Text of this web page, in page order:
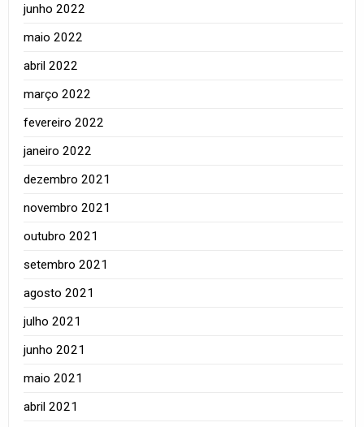
junho 2022
maio 2022
abril 2022
março 2022
fevereiro 2022
janeiro 2022
dezembro 2021
novembro 2021
outubro 2021
setembro 2021
agosto 2021
julho 2021
junho 2021
maio 2021
abril 2021